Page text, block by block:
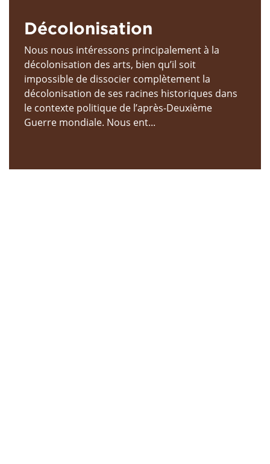
Décolonisation
Nous nous intéressons principalement à la
décolonisation des arts, bien qu’il soit
impossible de dissocier complètement la
décolonisation de ses racines historiques dans
le contexte politique de l’après-Deuxième
Guerre mondiale. Nous ent...